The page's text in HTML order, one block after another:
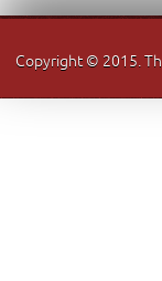
Copyright © 2015.